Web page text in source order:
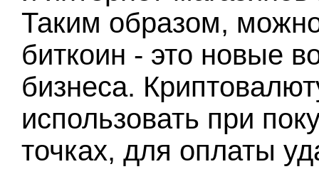
Таким образом,
биткоин - это новые
бизнеса.
использовать при
точках, для оплаты